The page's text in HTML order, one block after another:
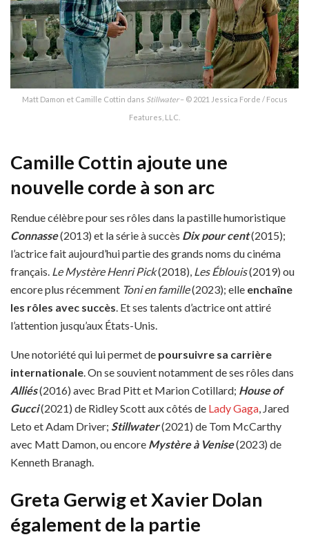
Matt Damon et Camille Cottin dans Stillwater– © 2021 Jessica Forde / Focus
Features, LLC.
Camille Cottin ajoute une
nouvelle corde à son arc
Rendue célèbre pour ses rôles dans la pastille humoristique
Connasse(2013) et la série à succès Dix pour cent(2015);
l’actrice fait aujourd’hui partie des grands noms du cinéma
français. Le Mystère Henri Pick(2018), Les Éblouis(2019) ou
encore plus récemment Toni en famille(2023); elle enchaîne
les rôles avec succès. Et ses talents d’actrice ont attiré
l’attention jusqu’aux États-Unis.
Une notoriété qui lui permet de poursuivre sa carrière
internationale. On se souvient notamment de ses rôles dans
Alliés(2016) avec Brad Pitt et Marion Cotillard; House of
Gucci(2021) de Ridley Scott aux côtés de Lady Gaga, Jared
Leto et Adam Driver; Stillwater(2021) de Tom McCarthy
avec Matt Damon, ou encore Mystère à Venise(2023) de
Kenneth Branagh.
Greta Gerwiget Xavier Dolan
également de la partie